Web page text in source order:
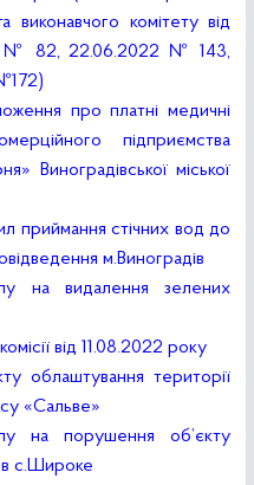
комітету від
№ 82, 22.06.2022 № 143,
про платні медичні
підприємства
Виноградівської міської
приймання стічних вод до
м.Виноградів
на видалення зелених
від 11.08.2022 року
облаштування території
«Сальве»
на порушення об’єкту
с.Широке